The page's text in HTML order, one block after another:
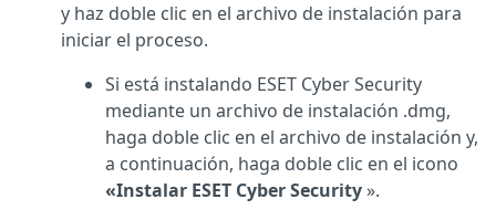
y haz doble clic en el archivo de instalación para
iniciar el proceso.
Si está instalando ESET Cyber Security
mediante un archivo de instalación .dmg,
haga doble clic en el archivo de instalación y,
a continuación, haga doble clic en el icono
«Instalar ESET Cyber Security».